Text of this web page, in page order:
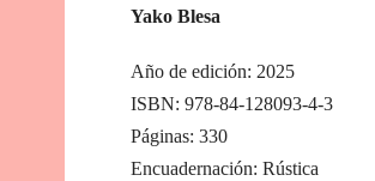
a
r
d
o
c
o
Yako Blesa
Año de edición: 2025
ISBN: 978-84-128093-4-3
Páginas: 330
Encuadernación: Rústica